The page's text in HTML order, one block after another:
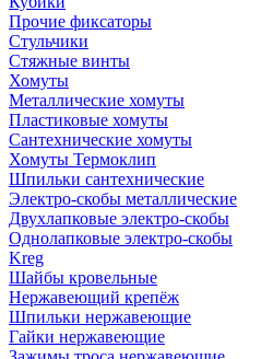
Прочие фиксаторы
Стульчики
Стяжные винты
Хомуты
Металлические хомуты
Пластиковые хомуты
Сантехнические хомуты
Хомуты Термоклип
Шпильки сантехнические
Электро-скобы металлические
Двухлапковые электро-скобы
Однолапковые электро-скобы
Kreg
Шайбы кровельные
Нержавеющий крепёж
Шпильки нержавеющие
Гайки нержавеющие